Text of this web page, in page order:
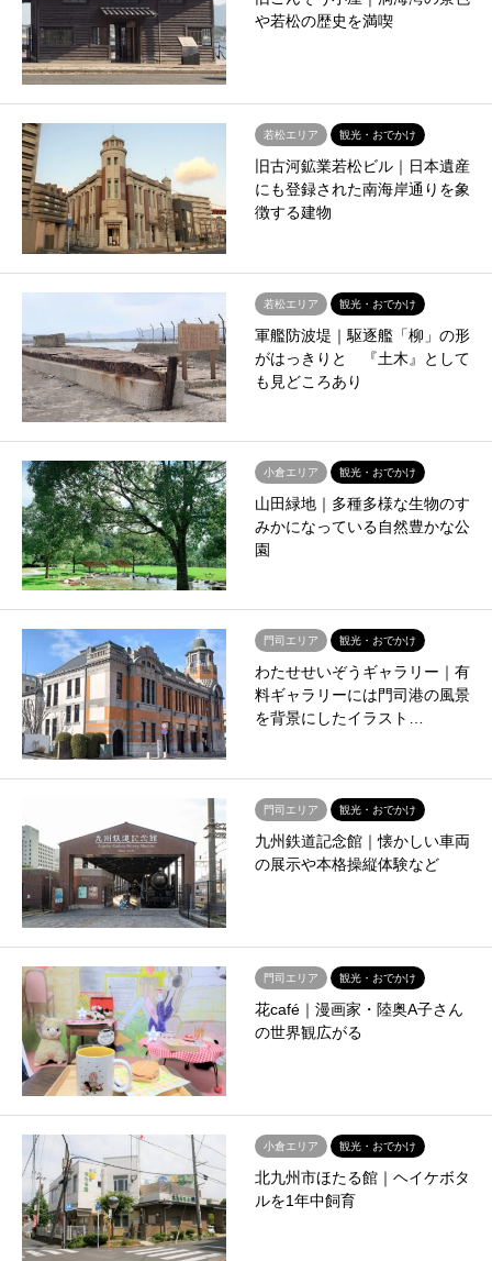
や若松の歴史を満喫
若松エリア 観光・おでかけ
旧古河鉱業若松ビル｜日本遺産
にも登録された南海岸通りを象
徴する建物
若松エリア 観光・おでかけ
軍艦防波堤｜駆逐艦「柳」の形
がはっきりと 『土木』として
も見どころあり
小倉エリア 観光・おでかけ
山田緑地｜多種多様な生物のす
みかになっている自然豊かな公
園
門司エリア 観光・おでかけ
わたせせいぞうギャラリー｜有
料ギャラリーには門司港の風景
を背景にしたイラスト…
門司エリア 観光・おでかけ
九州鉄道記念館｜懐かしい車両
の展示や本格操縦体験など
門司エリア 観光・おでかけ
花café｜漫画家・陸奥A子さん
の世界観広がる
小倉エリア 観光・おでかけ
北九州市ほたる館｜ヘイケボタ
ルを1年中飼育